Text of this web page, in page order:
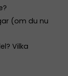
(om du nu
Vilka